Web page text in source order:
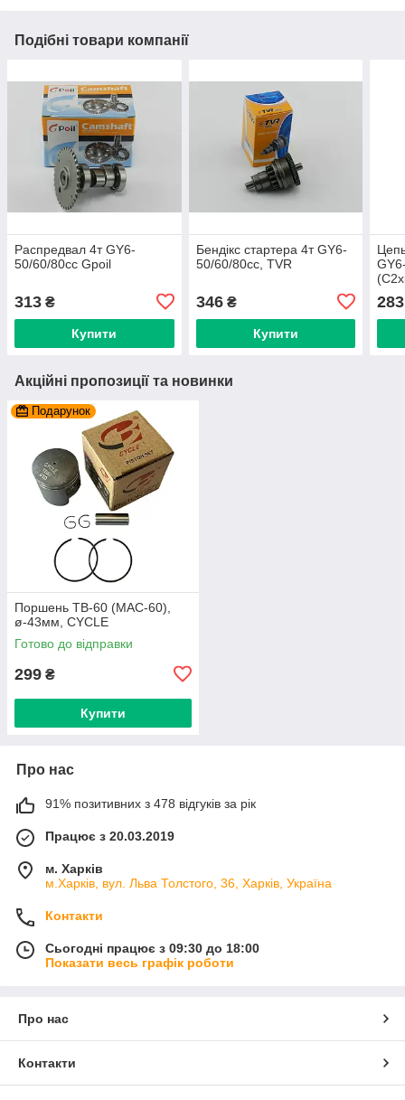
Подібні товари компанії
Распредвал 4т GY6-
50/60/80сс Gpoil
313 ₴
Купити
Бендікс стартера 4т GY6-
50/60/80сс, TVR
346₴
Купити
283
Акційні пропозиції та новинки
Подарунок
Поршень TB-60 (МАС-60),
ø-43мм, СYCLE
Готово до відправки
299 ₴
Купити
Про нас
91% позитивних з 478 відгуків за рік
Працює з 20.03.2019
м. Харків
м.Харків, вул. Льва Толстого, 36, Харків, Україна
Контакти
Сьогодні працює з 09:30 до 18:00
Показати весь графік роботи
Про нас
Контакти